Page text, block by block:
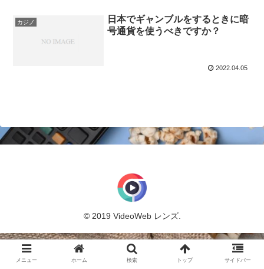
カジノ
日本でギャンブルをするときに暗
号通貨を使うべきですか？
2022.04.05
© 2019 VideoWeb レンズ.
メニュー ホーム 検索 トップ サイドバー